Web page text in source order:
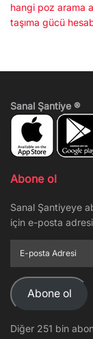
hangi poz arama
taşıma gücü
Sanal Şantiye ®
Abone ol
Sanal Şantiyeye
için e-posta
posta
Adresi
Abone ol
Diğer 251 bin